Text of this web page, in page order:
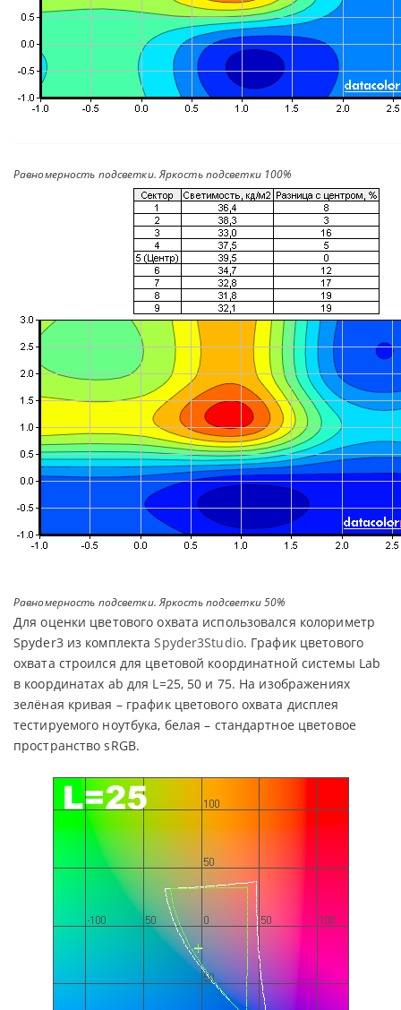
Равномерность подсветки. Яркость подсветки 100%
Равномерность подсветки. Яркость подсветки 50%
Для оценки цветового охвата использовался колориметр
Spyder3 из комплектаSpyder3Studio. График цветового
охвата строился для цветовой координатной системы Lab
в координатах ab для L=25, 50 и 75. На изображениях
зелёная кривая – график цветового охвата дисплея
тестируемого ноутбука, белая – стандартное цветовое
пространство sRGB.